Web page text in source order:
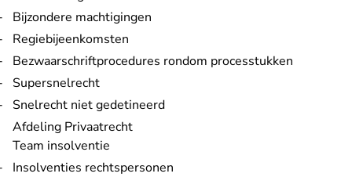
Bijzondere machtigingen
Regiebijeenkomsten
Bezwaarschriftprocedures rondom processtukken
Supersnelrecht
Snelrecht niet gedetineerd
Afdeling Privaatrecht
Team insolventie
Insolventies rechtspersonen